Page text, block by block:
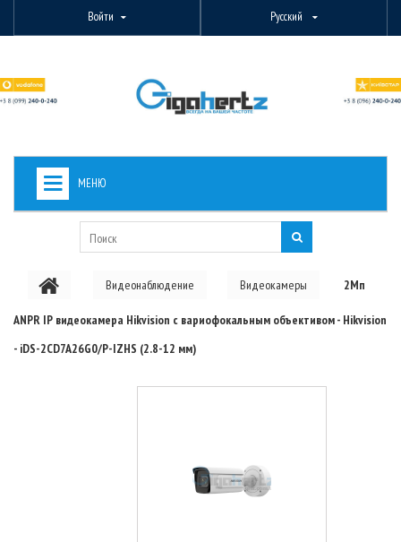
Войти Русский
МЕНЮ
PON ОБОРУДОВАНИЕ
Видеонаблюдение Видеокамеры 2Мп
ANPR IP видеокамера Hikvision c вариофокальным объективом - Hikvision
- iDS-2CD7A26G0/P-IZHS (2.8-12 мм)